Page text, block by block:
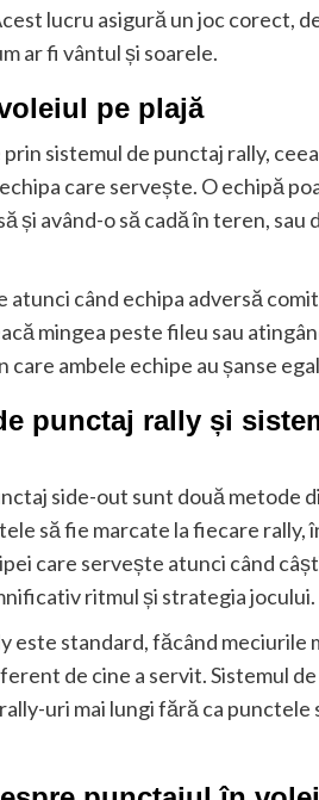
lucru asigură un joc corect,
ar fi vântul și soarele.
pe plajă
sistemul de punctaj rally,
care servește. O echipă
și având-o să cadă în teren, sau
când echipa adversă
mingea peste fileu sau
ambele echipe au șanse
punctaj rally și
side-out sunt două metode
să fie marcate la fiecare rally,
care servește atunci când
ritmul și strategia jocului.
este standard, făcând meciurile
de cine a servit. Sistemul
uri mai lungi fără ca